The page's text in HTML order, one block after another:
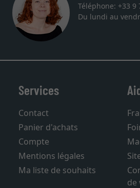
Téléphone: +33 9
Du lundi au
Services
Contact
Panier d'achats
Compte
Mentions légales
Ma liste de souhaits
de